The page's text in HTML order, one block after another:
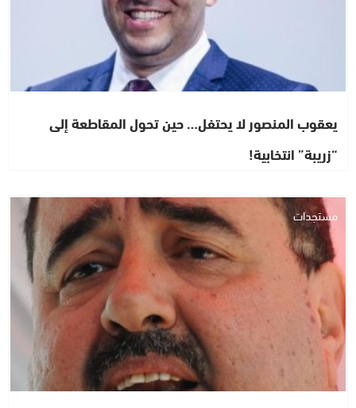
يعقوب المنصور لا يحتفل… حين تحول المقاطعة إلى
“زريبة” انتخابية!
مستجدات